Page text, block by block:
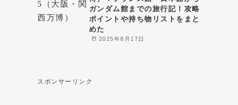
2025年8月17日
ガンダム館までの旅行記！攻略
ポイントや持ち物リストをまと
めた
スポンサーリンク